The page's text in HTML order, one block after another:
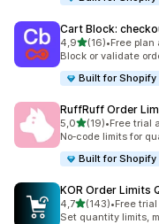
Cart Block:
4,95 yıldız
(16)
toplam 16•Free plan
Block or validate
Built for Shopify
RuffRuff Order
5,05 yıldız üzerinden
(19)
toplam 19•Free trial
No‑code limits for
Built for Shopify
KOR Order Limits
4,75 yıldız üzerinden
(143)
toplam 143•Free
Set quantity limits,